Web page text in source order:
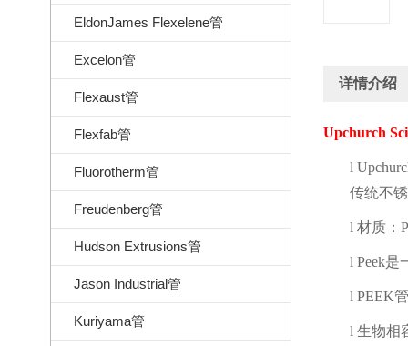
EldonJames Flexelene管
Excelon管
Flexaust管
Flexfab管
Fluorotherm管
Freudenberg管
Hudson Extrusions管
Jason Industrial管
Kuriyama管
详情介绍
Upchurch
l
传统不
l 材质：
l Peek是
l PEEK
l 生物相